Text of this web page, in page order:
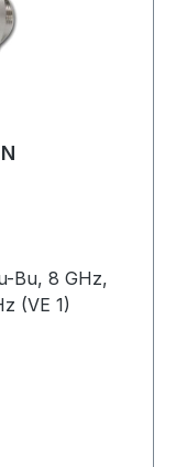
45dB/1GHz; 35dB/4GHz; 32dB/6GHz (VE 1)